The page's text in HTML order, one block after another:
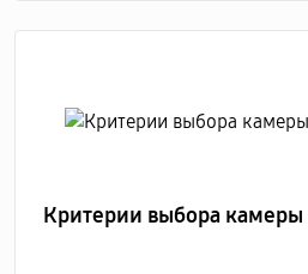
Критерии выбора